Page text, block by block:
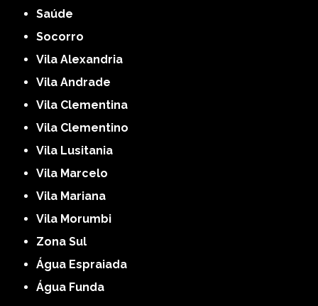
Saúde
Socorro
Vila Alexandria
Vila Andrade
Vila Clementina
Vila Clementino
Vila Lusitania
Vila Marcelo
Vila Mariana
Vila Morumbi
Zona Sul
Água Espraiada
Água Funda